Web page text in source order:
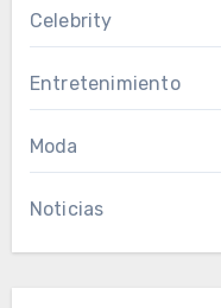
Celebrity
Entretenimiento
Moda
Noticias